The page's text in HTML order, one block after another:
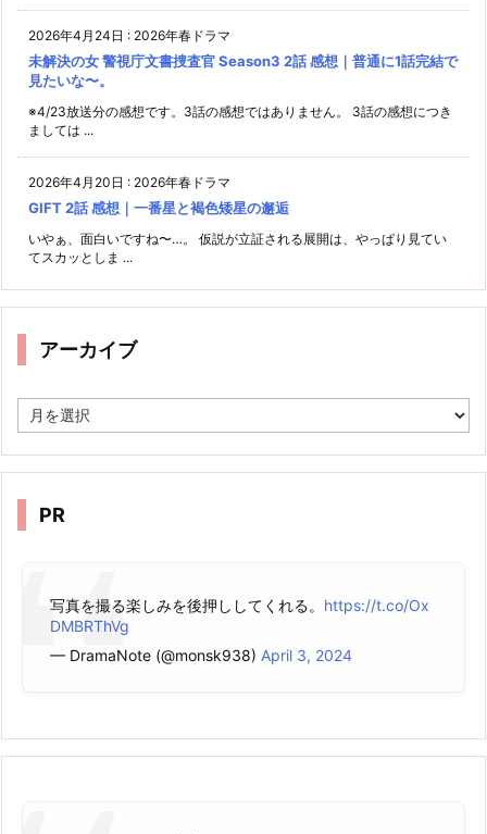
2026年4月24日 : 2026年春ドラマ
未解決の女 警視庁文書捜査官 Season3 2話 感想｜普通に1話完結で
見たいな〜。
※4/23放送分の感想です。3話の感想ではありません。 3話の感想につき
ましては ...
2026年4月20日 : 2026年春ドラマ
GIFT 2話 感想｜一番星と褐色矮星の邂逅
いやぁ、面白いですね〜…。 仮説が立証される展開は、やっぱり見てい
てスカッとしま ...
アーカイブ
ー
イ
PR
写真を撮る楽しみを後押ししてくれる。 https://t.co/Ox
DMBRThVg
— DramaNote (@monsk938) April 3, 2024